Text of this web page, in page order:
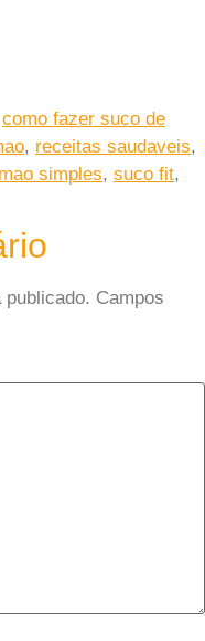
como fazer suco de
, receitas saudaveis,
simples, suco fit,
Campos